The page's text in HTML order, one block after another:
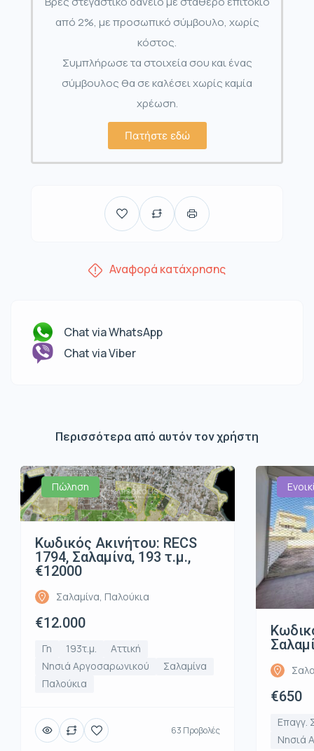
από 2%, με προσωπικό σύμβουλο, χωρίς
κόστος.
Συμπλήρωσε τα στοιχεία σου και ένας
σύμβουλος θα σε καλέσει χωρίς καμία
χρέωση.
Πατήστε εδώ
Αναφορά κατάχρησης
Chat via WhatsApp
Chat via Viber
Περισσότερα από αυτόν τον χρήστη
Πώληση
Κωδικός Ακινήτου: RECS
1794, Σαλαμίνα, 193 τ.μ.,
€12000
Σαλαμίνα, Παλούκια
€12.000
Γη 193τ.μ.
Αττική
Νησιά Αργοσαρωνικού
Σαλαμίνα
Παλούκια
63 Προβολές
€650
Επαγγ.
Νησιά